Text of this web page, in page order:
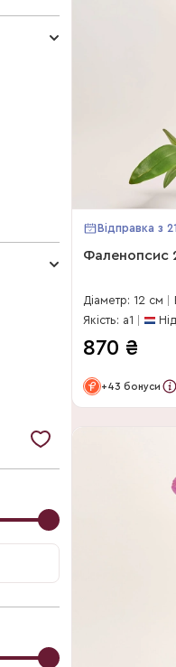
Відправка з
Фаленопсис
Діаметр: 12 см
Якість: a1
870 ₴
+43 бонуси